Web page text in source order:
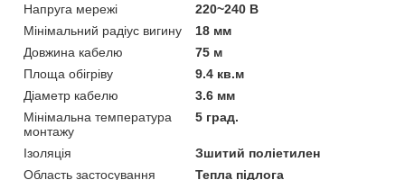
Напруга мережі
220~240 В
Мінімальний радіус вигину
18 мм
Довжина кабелю
75 м
Площа обігріву
9.4 кв.м
Діаметр кабелю
3.6 мм
Мінімальна температура
монтажу
5 град.
Ізоляція
Зшитий поліетилен
Область застосування
Тепла підлога